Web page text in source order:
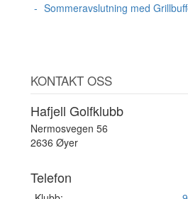
Sommeravslutning med
KONTAKT OSS
Hafjell Golfklubb
Nermosvegen 56
2636 Øyer
Telefon